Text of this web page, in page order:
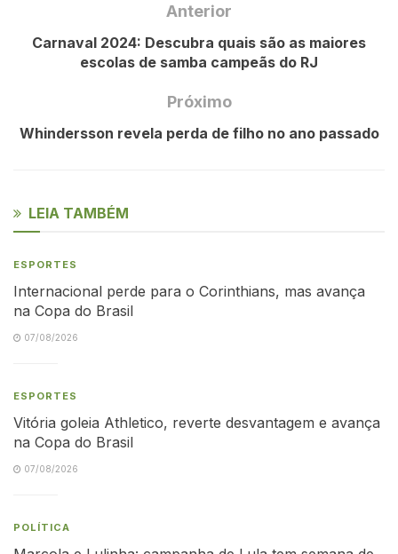
Anterior
Carnaval 2024: Descubra quais são as maiores
escolas de samba campeãs do RJ
Próximo
Whindersson revela perda de filho no ano passado
LEIA TAMBÉM
ESPORTES
Internacional perde para o Corinthians, mas avança
na Copa do Brasil
07/08/2026
ESPORTES
Vitória goleia Athletico, reverte desvantagem e avança
na Copa do Brasil
07/08/2026
POLÍTICA